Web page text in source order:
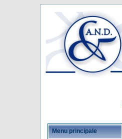
Menu principale